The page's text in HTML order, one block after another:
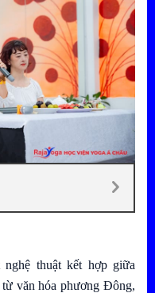
thuật kết hợp giữa
văn hóa phương Đông,